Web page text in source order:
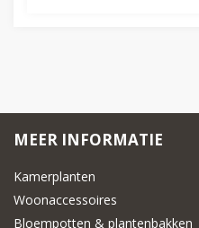
MEER INFORMATIE
Kamerplanten
Woonaccessoires
Bloempotten & plantenbakken